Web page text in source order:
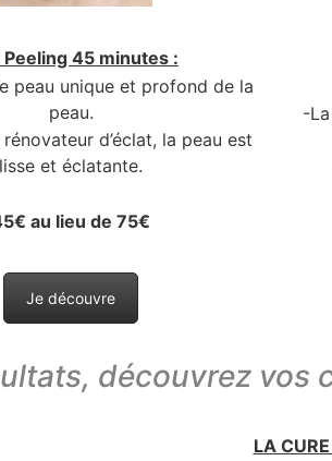
Peeling 45 minutes :
peau unique et profond de la
peau.
d’éclat, la peau est
lisse et éclatante.
au lieu de 75€
Je découvre
-
découvrez vos
LA